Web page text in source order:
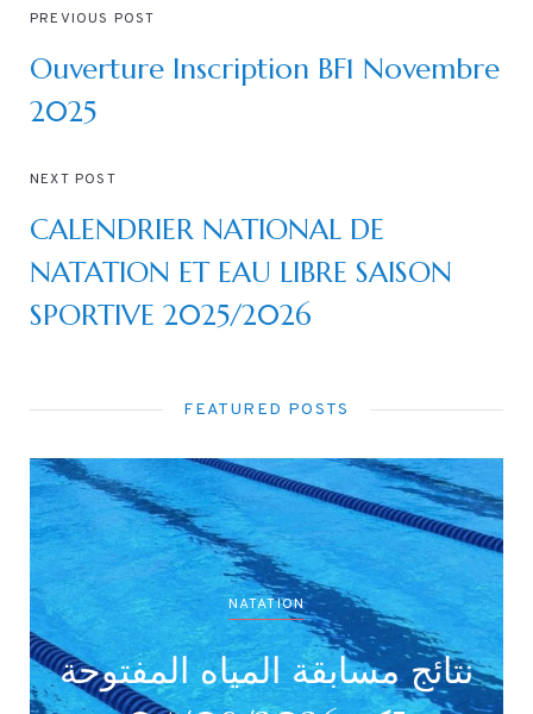
PREVIOUS POST
Ouverture Inscription BF1 Novembre
2025
NEXT POST
CALENDRIER NATIONAL DE
NATATION ET EAU LIBRE SAISON
SPORTIVE 2025/2026
FEATURED POSTS
NATATION
نتائج مسابقة
الأصناف
أواسط /